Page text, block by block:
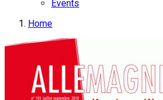
Events
Home